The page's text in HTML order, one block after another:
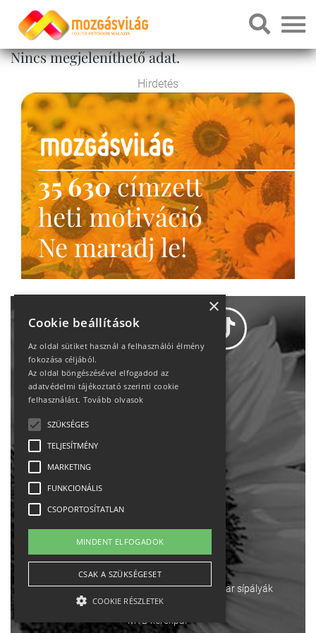
Nincs megjeleníthető adat.
Hirdetés
35 630címzett
heti motiváció
Ne maradj le!
Adatvédelem
Impresszum-kapcsolat
English
Ebike Osztrák sípályák Magyar sípályák
MTB kerékpár
×
Cookie beállítások
Az oldal sütiket használ a felhasználói élmény
fokozása céljából.
Az oldal böngészésével elfogadod az
adatvédelmi tájékoztató szerinti cookie
felhasználást. Tovább olvasok
SZÜKSÉGES
TELJESÍTMÉNY
MARKETING
FUNKCIONÁLIS
CSOPORTOSÍTATLAN
MINDENT ELFOGADOK
CSAK A SZÜKSÉGESET
COOKIE RÉSZLETEK